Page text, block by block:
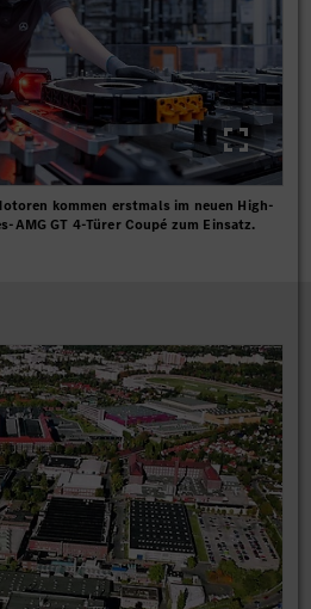
kommen erstmals im neuen High-
AMG GT 4-Türer Coupé zum Einsatz.